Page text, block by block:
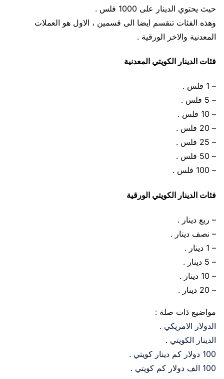
حيث يحتوي الدينار على 1000 فلس .
وهذه الفئات تنقسم ايضا الى قسمين ، الاول هو العملات
المعدنية والاخر الورقية .
فئات الدينار الكويتي المعدنية
– 1 فلس .
– 5 فلس .
– 10 فلس .
– 20 فلس .
– 25 فلس .
– 50 فلس .
– 100 فلس .
فئات الدينار الكويتي الورقية
– ربع دينار .
– نصف دينار .
– 1 دينار .
– 5 دينار .
– 10 دينار .
– 20 دينار .
مواضيع ذات صلة :
الدولار الامريكي .
الدينار الكويتي .
100 دولار كم دينار كويتي
.
100 الف دولار كم كويتي
.